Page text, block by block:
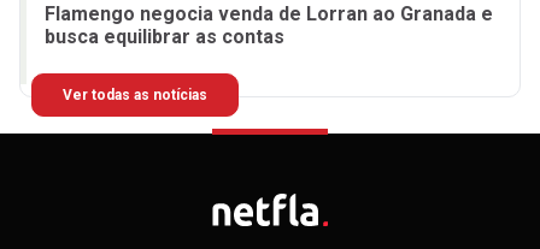
Flamengo negocia venda de Lorran ao Granada e
busca equilibrar as contas
Ver todas as notícias